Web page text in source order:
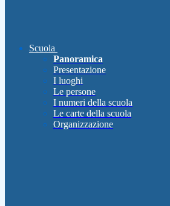
Scuola
Panoramica
Presentazione
I luoghi
Le persone
I numeri della scuola
Le carte della scuola
Organizzazione